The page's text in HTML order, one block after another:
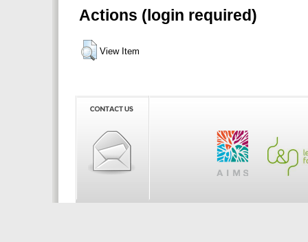
Actions (login required)
View Item